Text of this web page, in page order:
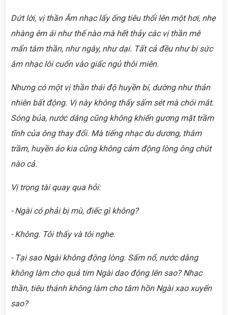
Dứt lời, vị thần Âm nhạc lấy ống tiêu thổi lên một hơi, nhẹ
nhàng êm ái như thế nào mà hết thảy các vị thần mê
mẩn tâm thần, như ngây, như dại. Tất cả đều như bị sức
âm nhạc lôi cuốn vào giấc ngủ thôi miên.
Nhưng có một vị thần thái độ huyền bí, dường như thản
nhiên bất động. Vị này không thấy sấm sét mà chói mắt.
Sóng bủa, nước dâng cũng không khiến gương mặt trầm
tĩnh của ông thay đổi. Mà tiếng nhạc du dương, thâm
trầm, huyền ảo kia cũng không cảm động lòng ông chút
nào cả.
Vị trọng tài quay qua hỏi:
- Ngài có phải bị mù, điếc gì không?
- Không. Tôi thấy và tôi nghe.
- Tại sao Ngài không động lòng. Sấm nổ, nước dâng
không làm cho quả tim Ngài dao động lên sao? Nhạc
thần, tiêu thánh không làm cho tâm hồn Ngài xao xuyến
sao?